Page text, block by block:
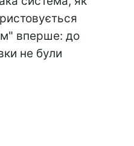
вперше: до
не були